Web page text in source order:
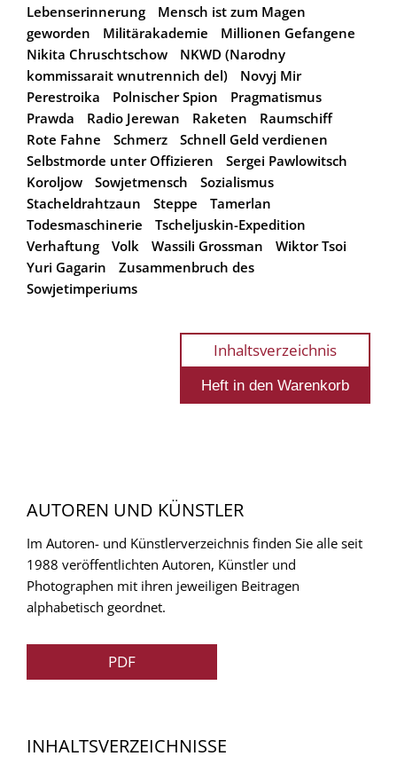
Lebenserinnerung
Mensch ist zum Magen
geworden
Militärakademie
Millionen Gefangene
Nikita Chruschtschow
NKWD (Narodny
kommissarait wnutrennich del)
Novyj Mir
Perestroika
Polnischer Spion
Pragmatismus
Prawda
Radio Jerewan Raketen
Raumschiff
Rote Fahne
Schmerz
Schnell Geld verdienen
Selbstmorde unter Offizieren
Sergei Pawlowitsch
Koroljow
Sowjetmensch
Sozialismus
Stacheldrahtzaun
Steppe
Tamerlan
Todesmaschinerie
Tscheljuskin-Expedition
Verhaftung
Volk Wassili Grossman
Wiktor Tsoi
Yuri Gagarin
Zusammenbruch des
Sowjetimperiums
Inhaltsverzeichnis
AUTOREN UND KÜNSTLER
Im Autoren- und Künstlerverzeichnis finden Sie alle seit
1988 veröffentlichten Autoren, Künstler und
Photographen mit ihren jeweiligen Beitragen
alphabetisch geordnet.
PDF
INHALTSVERZEICHNISSE